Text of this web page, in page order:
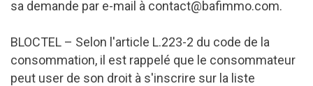
sa demande par e-mail à contact@bafimmo.com.
BLOCTEL – Selon l'article L.223-2 du code de la
consommation, il est rappelé que le consommateur
peut user de son droit à s'inscrire sur la liste